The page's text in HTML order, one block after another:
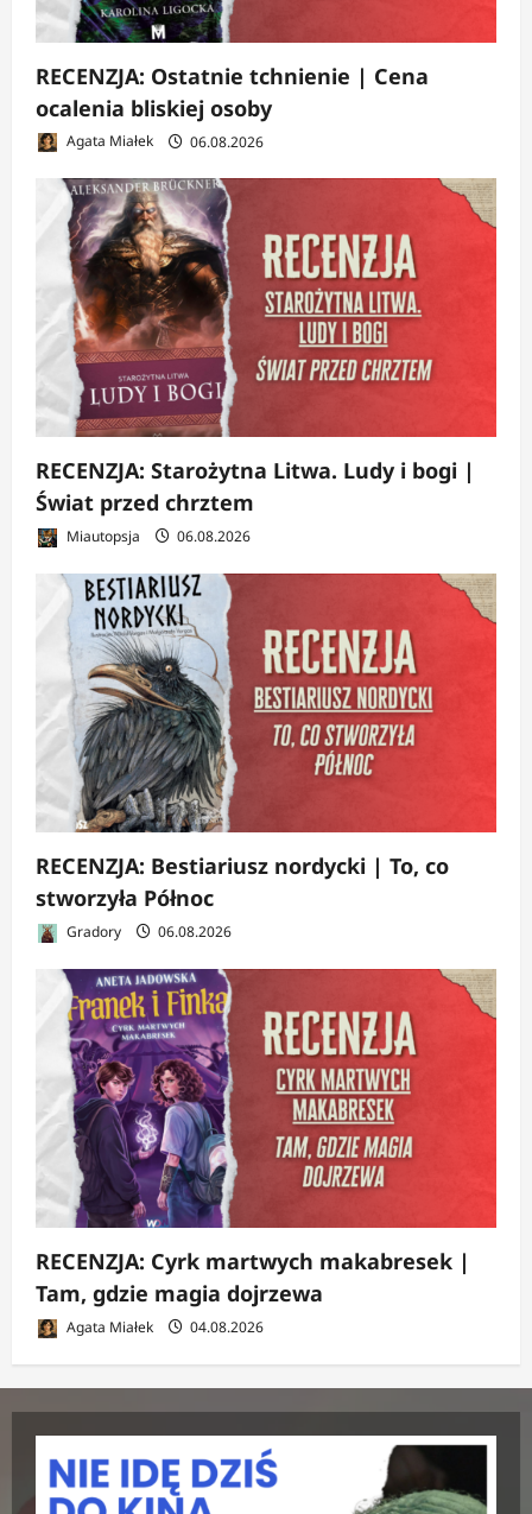
RECENZJA: Ostatnie tchnienie | Cena
ocalenia bliskiej osoby
Agata Miałek 06.08.2026
RECENZJA: Starożytna Litwa. Ludy i bogi |
Świat przed chrztem
Miautopsja 06.08.2026
RECENZJA: Bestiariusz nordycki | To, co
stworzyła Północ
Gradory 06.08.2026
RECENZJA: Cyrk martwych makabresek |
Tam, gdzie magia dojrzewa
Agata Miałek 04.08.2026